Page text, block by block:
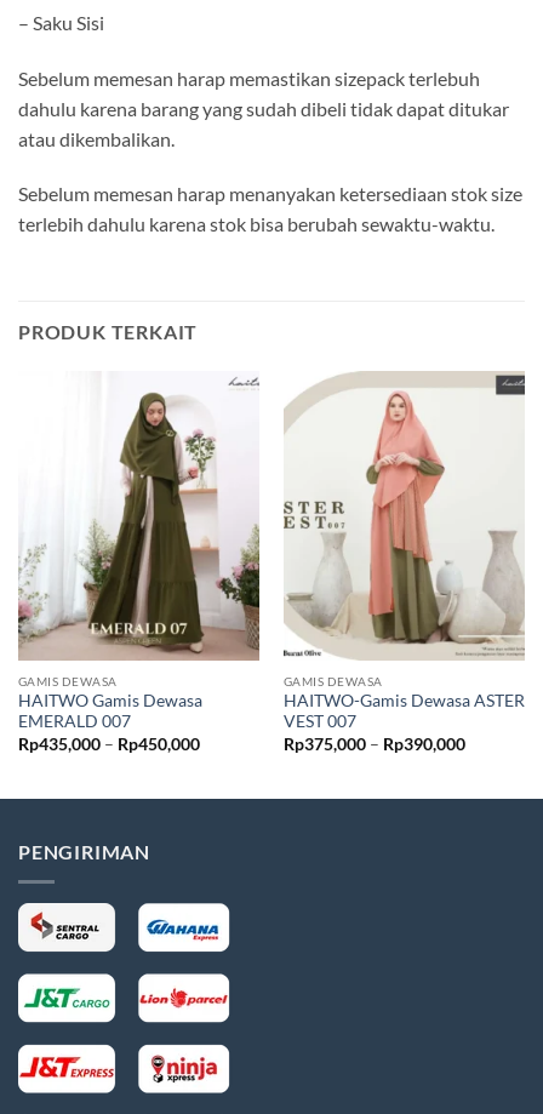
– Saku Sisi
Sebelum memesan harap memastikan sizepack terlebuh
dahulu karena barang yang sudah dibeli tidak dapat ditukar
atau dikembalikan.
Sebelum memesan harap menanyakan ketersediaan stok size
terlebih dahulu karena stok bisa berubah sewaktu-waktu.
PRODUK TERKAIT
GAMIS DEWASA
HAITWO Gamis Dewasa
EMERALD 007
Rp435,000 – Rp450,000Rentang
GAMIS DEWASA
HAITWO-Gamis Dewasa ASTER
VEST 007
Rp375,000 – Rp390,000Rentang
PENGIRIMAN